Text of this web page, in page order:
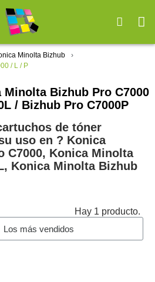
Minolta Bizhub
/ L / P
Minolta Bizhub Pro C7000
/ Bizhub Pro C7000P
de tóner
uso en ?️ Konica
C7000, Konica Minolta
Konica Minolta Bizhub
Hay 1 producto.